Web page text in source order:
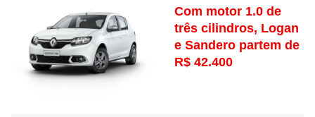
Com motor 1.0 de
três cilindros, Logan
e Sandero partem de
R$ 42.400